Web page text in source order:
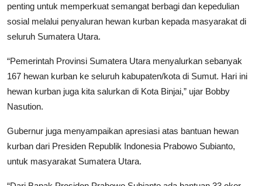
penting untuk memperkuat semangat berbagi dan kepedulian
sosial melalui penyaluran hewan kurban kepada masyarakat di
seluruh Sumatera Utara.
“Pemerintah Provinsi Sumatera Utara menyalurkan sebanyak
167 hewan kurban ke seluruh kabupaten/kota di Sumut. Hari ini
hewan kurban juga kita salurkan di Kota Binjai,” ujar Bobby
Nasution.
Gubernur juga menyampaikan apresiasi atas bantuan hewan
kurban dari Presiden Republik Indonesia Prabowo Subianto,
untuk masyarakat Sumatera Utara.